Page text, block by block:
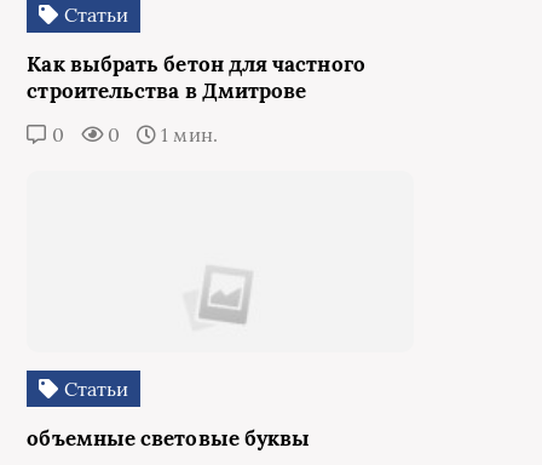
Статьи
Как выбрать бетон для частного
строительства в Дмитрове
0 0 1 мин.
Статьи
объемные световые буквы